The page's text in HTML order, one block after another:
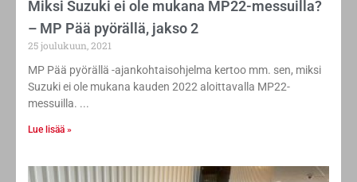
Miksi Suzuki ei ole mukana MP22-messuilla?
– MP Pää pyörällä, jakso 2
25 joulukuun, 2021
MP Pää pyörällä -ajankohtaisohjelma kertoo mm. sen, miksi
Suzuki ei ole mukana kauden 2022 aloittavalla MP22-
messuilla.
Lue lisää »